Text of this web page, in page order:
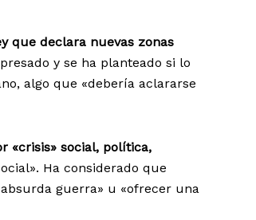
que declara nuevas zonas
y se ha planteado si lo
algo que «debería aclararse
«crisis» social, política,
Ha considerado que
guerra» u «ofrecer una